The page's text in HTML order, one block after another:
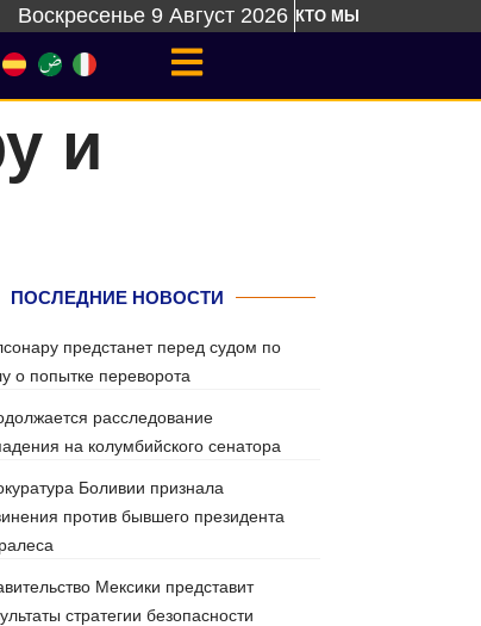
Воскресенье 9 Август 2026 КТО МЫ
и
ПОСЛЕДНИЕ НОВОСТИ
предстанет перед судом по
о попытке переворота
расследование
на колумбийского сенатора
Боливии признала
против бывшего президента
Мексики представит
стратегии безопасности